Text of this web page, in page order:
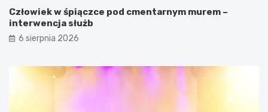
Człowiek w śpiączce pod cmentarnym murem –
interwencja służb
6 sierpnia 2026